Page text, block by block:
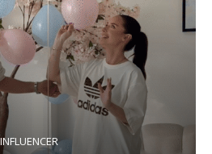
INFLUENCER